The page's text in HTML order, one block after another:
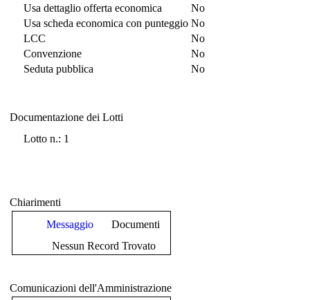
Usa dettaglio offerta economica
No
Usa scheda economica con punteggio No
LCC
No
Convenzione
No
Seduta pubblica
No
Documentazione dei Lotti
Lotto n.: 1
Chiarimenti
Messaggio
Documenti
Nessun Record Trovato
Comunicazioni dell'Amministrazione